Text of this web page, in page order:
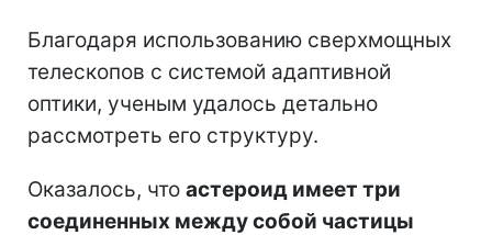
Благодаря использованию сверхмощных
телескопов с системой адаптивной
оптики, ученым удалось детально
рассмотреть его структуру.
Оказалось, что астероид имеет три
соединенных между собой частицы